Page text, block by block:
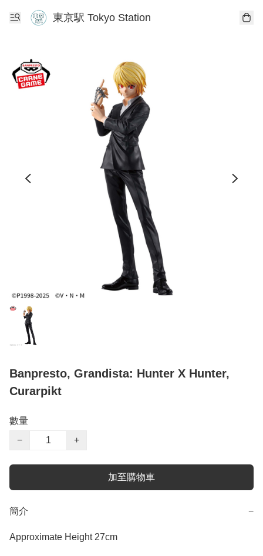
東京駅 Tokyo Station
Banpresto, Grandista: Hunter X Hunter,
Curarpikt
數量
−
+
加至購物車
簡介 −
Approximate Height 27cm